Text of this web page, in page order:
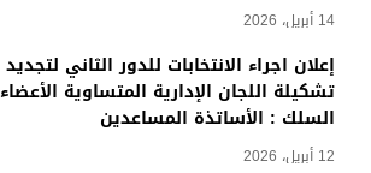
14 أبريل، 2026
إعلان اجراء الانتخابات للدور الثاني لتجديد
تشكيلة اللجان الإدارية المتساوية الأعضاء
السلك : الأساتذة المساعدين
12 أبريل، 2026